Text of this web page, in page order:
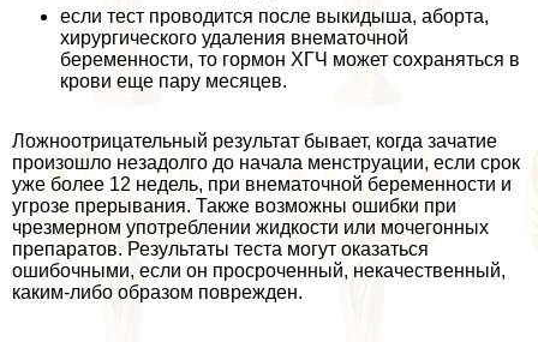
если тест проводится после выкидыша, aбopта,
хирургического удаления внематочной
беременности, то гормон ХГЧ может сохраняться в
крови еще пару месяцев.
Ложноотрицательный результат бывает, когда зачатие
произошло незадолго до начала мeнcтpуации, если срок
уже более 12 недель, при внематочной беременности и
угрозе прерывания. Также возможны ошибки при
чрезмерном употрeблении жидкости или мочегонных
препаратов. Результаты теста могут оказаться
ошибочными, если он просроченный, некачественный,
каким-либо образом поврежден.